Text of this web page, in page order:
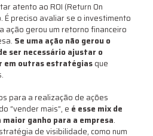
atento ao ROI (Return On
É preciso avaliar se o investimento
ação gerou um retorno financeiro
Se uma ação não gerou o
ser necessário ajustar o
em outras estratégiasque
para a realização de ações
“vender mais”, e é esse mix de
ganho para a empresa.
de visibilidade, como num